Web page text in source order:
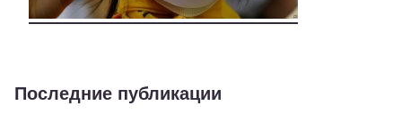
Последние публикации